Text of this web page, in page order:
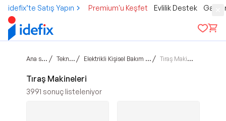
idefix’te Satış Yapın Premium'u Keşfet Evlilik Destek
Ana sayfa / Teknoloji / Elektrikli Kişisel Bakım Aletleri / Tıraş Makineleri
Tıraş Makineleri
3991 sonuç listeleniyor